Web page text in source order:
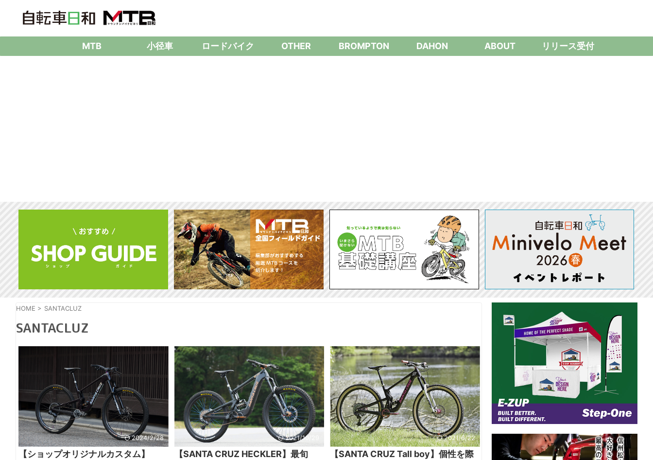
MTB 小径車 ロードバイク OTHER BROMPTON DAHON ABOUT リリース受付
HOME > SANTACLUZ
SANTACLUZ
2024/2/28
【ショップオリジナルカスタム】
2021/10/29
【SANTA CRUZ HECKLER】最旬
2021/6/22
【SANTA CRUZ Tall boy】個性を際